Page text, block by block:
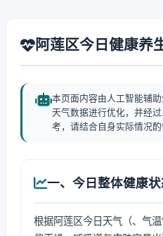
阿莲区今日健康养
本页面内容由人工智能辅
天气数据进行优化，并经
考，请结合自身实际情况酌
一、今日整体健康
根据阿莲区今日天气（、气